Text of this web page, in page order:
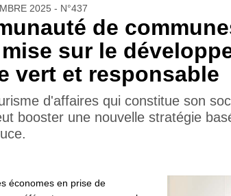
2025 - N°437
de
sur le
vert et responsable
d'affaires qui constitue son
booster une nouvelle stratégie
économes en prise de